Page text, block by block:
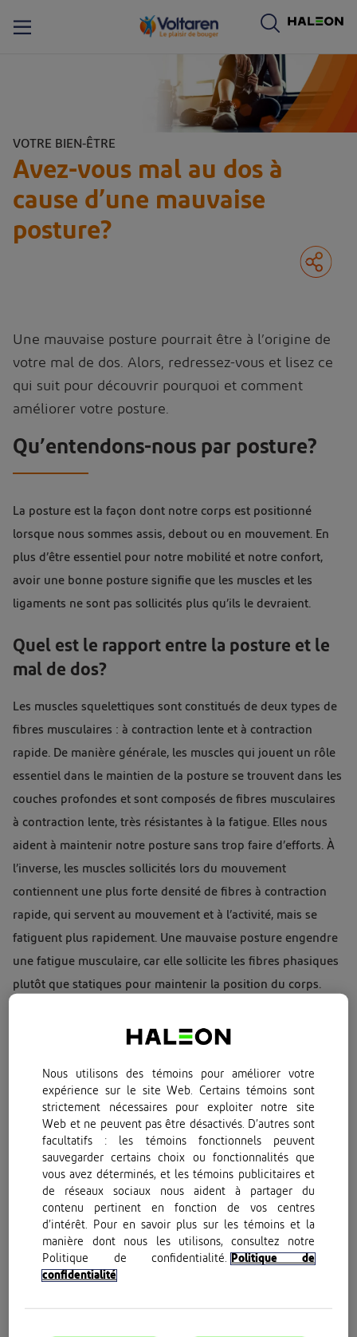
Logo de Voltaren. En cliquant sur le logo de Voltaren, vous serez dirigé vers la page d’accueil de Voltaren.
VOTRE BIEN-ÊTRE
Avez-vous mal au dos à
cause d’une mauvaise
posture?
Une mauvaise posture pourrait être à l’origine de
votre mal de dos. Alors, redressez-vous et lisez ce
qui suit pour découvrir pourquoi et comment
améliorer votre posture.
Qu’entendons-nous par posture?
La posture est la façon dont notre corps est positionné
lorsque nous sommes assis, debout ou en mouvement. En
plus d’être essentiel pour notre mobilité et notre confort,
avoir une bonne posture signifie que les muscles et les
ligaments ne sont pas sollicités plus qu’ils le devraient.
Quel est le rapport entre la posture et le
mal de dos?
Les muscles squelettiques sont constitués de deux types de
fibres musculaires : à contraction lente et à contraction
rapide. De manière générale, les muscles qui jouent un rôle
essentiel dans le maintien de la posture se trouvent dans les
couches profondes et sont composés de fibres musculaires
à contraction lente, très résistantes à la fatigue. Elles nous
aident à maintenir notre posture sans trop faire d’efforts. À
l’inverse, les muscles sollicités lors du mouvement
contiennent une plus forte densité de fibres à contraction
rapide, qui servent au mouvement et à l’activité, mais se
fatiguent plus rapidement. Une mauvaise posture engendre
une fatigue musculaire, car elle sollicite les fibres phasiques
plutôt que statiques pour maintenir la position du corps.
53 % des personnes affirment que la douleur les pousse
parfois à éviter les situations sociales*.
Nous utilisons des témoins pour améliorer votre
expérience sur le site Web. Certains témoins sont
strictement nécessaires pour exploiter notre site
Web et ne peuvent pas être désactivés. D’autres sont
facultatifs : les témoins fonctionnels peuvent
sauvegarder certains choix ou fonctionnalités que
vous avez déterminés, et les témoins publicitaires et
de réseaux sociaux nous aident à partager du
contenu pertinent en fonction de vos centres
d’intérêt. Pour en savoir plus sur les témoins et la
manière dont nous les utilisons, consultez notre
Politique de confidentialité.
Politique de
confidentialité